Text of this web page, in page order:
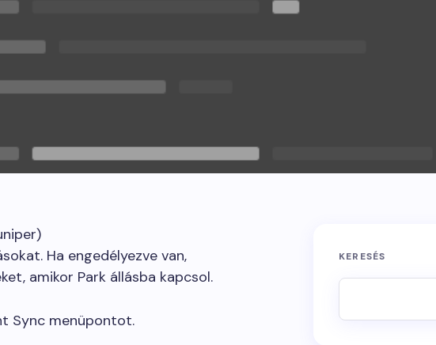
Ha engedélyezve van,
amikor Park állásba kapcsol.
Sync menüpontot.
KERESÉS